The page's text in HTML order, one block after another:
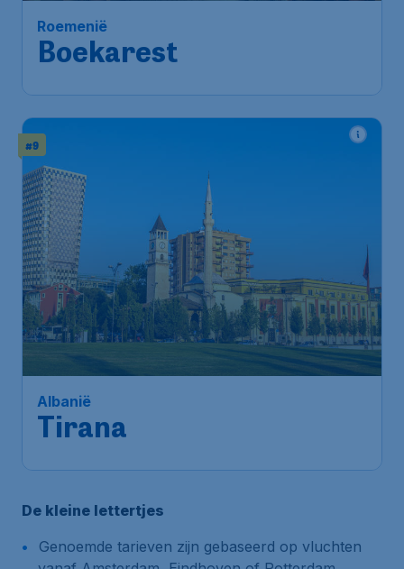
Roemenië
Boekarest
#9
Albanië
Tirana
De kleine lettertjes
Genoemde tarieven zijn gebaseerd op vluchten